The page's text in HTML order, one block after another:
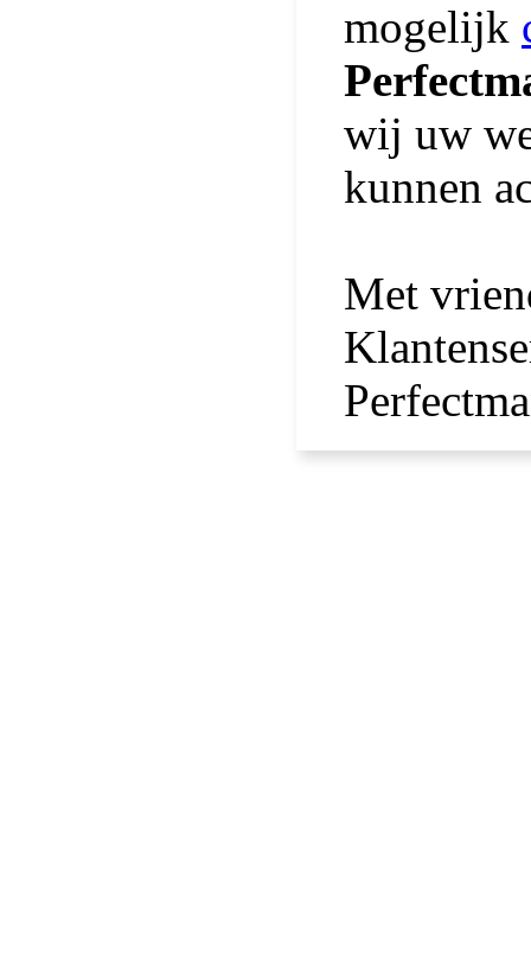
mogelijk
wij uw
kunnen
Met